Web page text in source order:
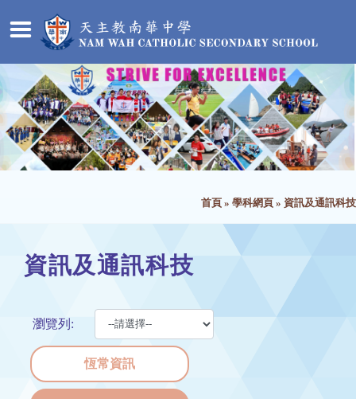
首頁 » 學科網頁 » 資訊及通訊科技
資訊及通訊科技
瀏覽列:
恆常資訊